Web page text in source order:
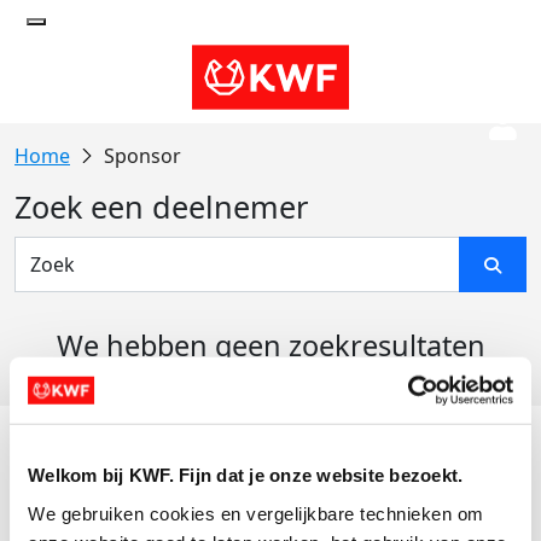
Welkom bij KWF. Fijn dat je onze website bezoekt.
We gebruiken cookies en vergelijkbare technieken om
Sponsor
Zoek een deelnemer
We hebben geen zoekresultaten
Actiematerialen
Evenementen